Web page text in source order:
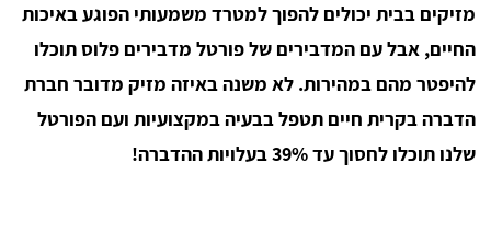
מזיקים בבית יכולים להפוך למטרד משמעותי הפוגע באיכות
החיים, אבל עם המדבירים של פורטל מדבירים פלוס תוכלו
להיפטר מהם במהירות. לא משנה באיזה מזיק מדובר חברת
הדברה בקרית חיים תטפל בבעיה במקצועיות ועם הפורטל
שלנו תוכלו לחסוך עד 39% בעלויות ההדברה!